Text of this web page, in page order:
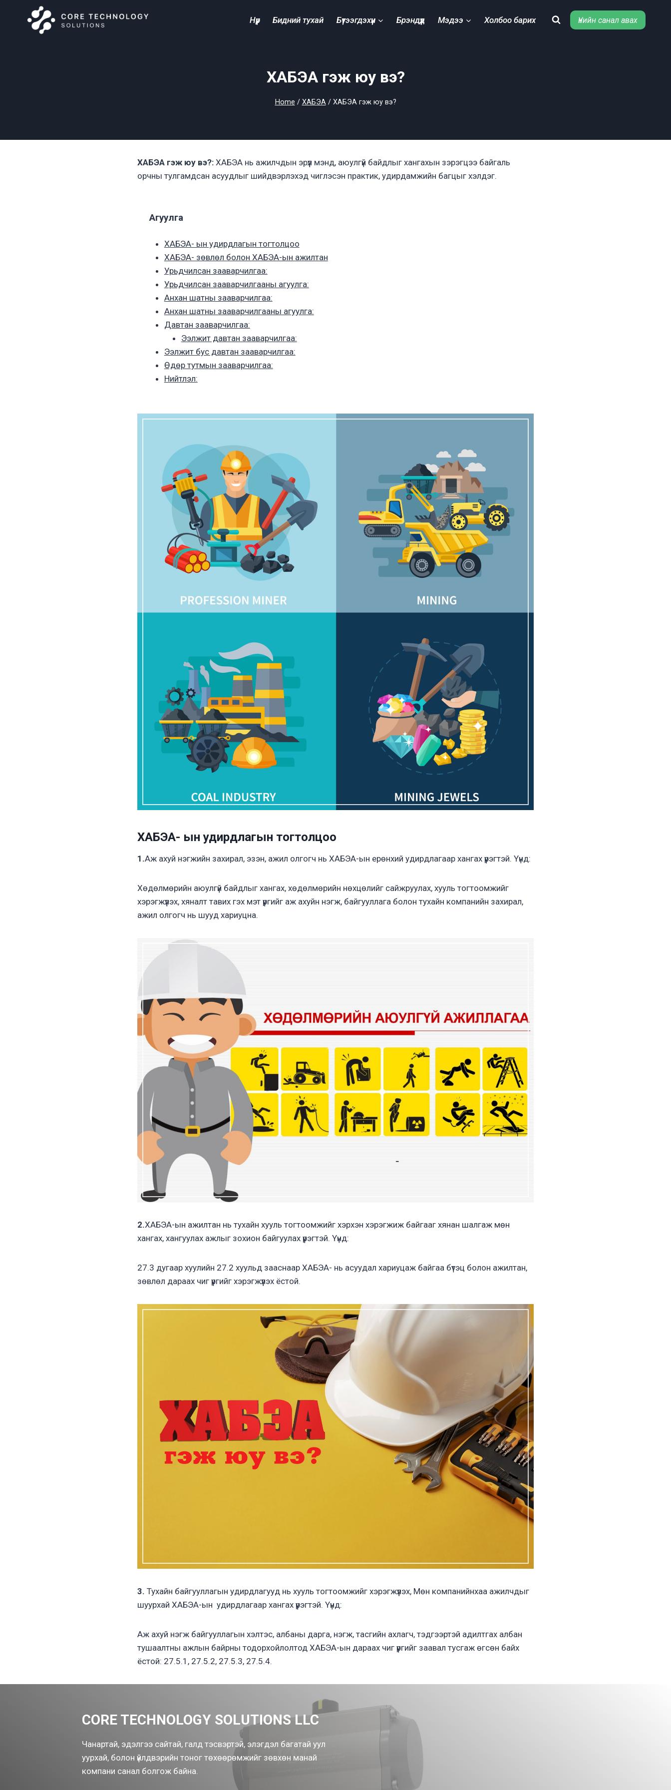
Нүүр Бидний тухай Бүтээгдэхүүн Брэндүүд Мэдээ Холбоо барих Үнийн санал авах
ХАБЭА гэж юу вэ?
Home / ХАБЭА / ХАБЭА гэж юу вэ?
ХАБЭА гэж юу вэ?: ХАБЭА нь ажилчдын эрүүл мэнд, аюулгүй байдлыг хангахын зэрэгцээ байгаль
орчны тулгамдсан асуудлыг шийдвэрлэхэд чиглэсэн практик, удирдамжийн багцыг хэлдэг.
Агуулга
ХАБЭА- ын удирдлагын тогтолцоо
ХАБЭА- зөвлөл болон ХАБЭА-ын ажилтан
Урьдчилсан зааварчилгаа:
Урьдчилсан зааварчилгааны агуулга:
Анхан шатны зааварчилгаа:
Анхан шатны зааварчилгааны агуулга:
Давтан зааварчилгаа:
Ээлжит давтан зааварчилгаа:
Ээлжит бус давтан зааварчилгаа:
Өдөр тутмын зааварчилгаа:
Нийтлэл:
ХАБЭА- ын удирдлагын тогтолцоо
1.Аж ахуй нэгжийн захирал, эзэн, ажил олгогч нь ХАБЭА-ын ерөнхий удирдлагаар хангах үүрэгтэй. Үүнд:
Хөдөлмөрийн аюулгүй байдлыг хангах, хөдөлмөрийн нөхцөлийг сайжруулах, хууль тогтоомжийг
хэрэгжүүлэх, хяналт тавих гэх мэт үүргийг аж ахуйн нэгж, байгууллага болон тухайн компанийн захирал,
ажил олгогч нь шууд хариуцна.
2.ХАБЭА-ын ажилтан нь тухайн хууль тогтоомжийг хэрхэн хэрэгжиж байгааг хянан шалгаж мөн
хангах, хангуулах ажлыг зохион байгуулах үүрэгтэй. Үүнд:
27.3 дугаар хуулийн 27.2 хуульд зааснаар ХАБЭА- нь асуудал хариуцаж байгаа бүтэц болон ажилтан,
зөвлөл дараах чиг үүргийг хэрэгжүүлэх ёстой.
3. Тухайн байгууллагын удирдлагууд нь хууль тогтоомжийг хэрэгжүүлэх, Мөн компанийнхаа ажилчдыг
шуурхай ХАБЭА-ын удирдлагаар хангах үүрэгтэй. Үүнд:
Аж ахуй нэгж байгууллагын хэлтэс, албаны дарга, нэгж, тасгийн ахлагч, тэдгээртэй адилтгах албан
тушаалтны ажлын байрны тодорхойлолтод ХАБЭА-ын дараах чиг үүргийг заавал тусгаж өгсөн байх
ёстой: 27.5.1, 27.5.2, 27.5.3, 27.5.4.
CORE TECHNOLOGY SOLUTIONS LLC
Чанартай, эдэлгээ сайтай, галд тэсвэртэй, элэгдэл багатай уул
уурхай, болон үйлдвэрийн тоног төхөөрөмжийг зөвхөн манай
компани санал болгож байна.